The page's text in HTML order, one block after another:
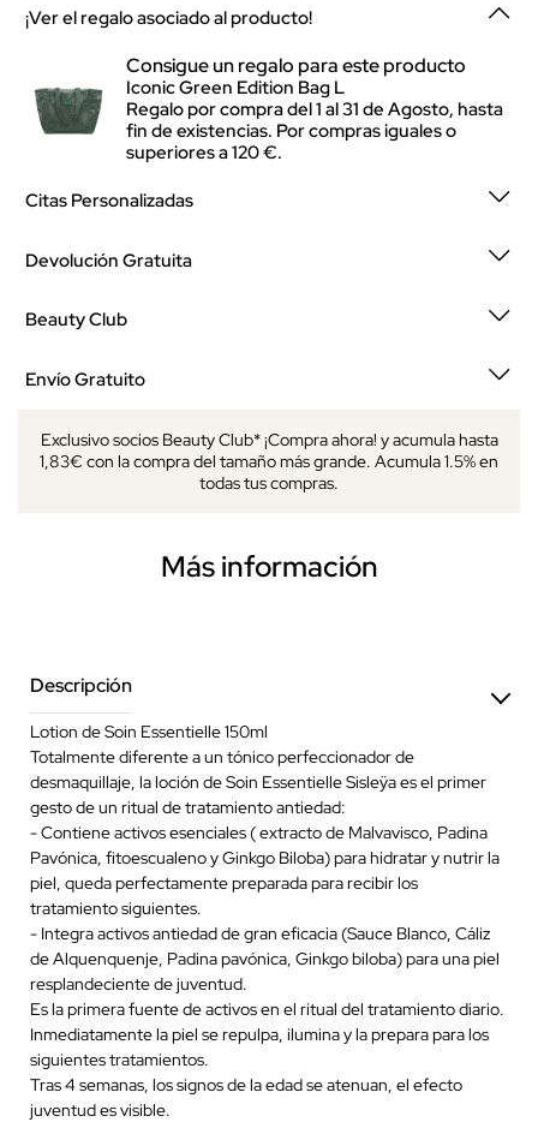
¡Ver el regalo asociado al producto!
Consigue un regalo para este producto
Iconic Green Edition Bag L
Regalo por compra del 1 al 31 de Agosto, hasta
fin de existencias. Por compras iguales o
superiores a 120 €.
Citas Personalizadas
Devolución Gratuita
Beauty Club
Envío Gratuito
Exclusivo socios Beauty Club* ¡Compra ahora! y acumula hasta
1,83€ con la compra del tamaño más grande. Acumula 1.5% en
todas tus compras.
Más información
Descripción
Lotion de Soin Essentielle 150ml
Totalmente diferente a un tónico perfeccionador de
desmaquillaje, la loción de Soin Essentielle Sisleÿa es el primer
gesto de un ritual de tratamiento antiedad:
- Contiene activos esenciales ( extracto de Malvavisco, Padina
Pavónica, fitoescualeno y Ginkgo Biloba) para hidratar y nutrir la
piel, queda perfectamente preparada para recibir los
tratamiento siguientes.
- Integra activos antiedad de gran eficacia (Sauce Blanco, Cáliz
de Alquenquenje, Padina pavónica, Ginkgo biloba) para una piel
resplandeciente de juventud.
Es la primera fuente de activos en el ritual del tratamiento diario.
Inmediatamente la piel se repulpa, ilumina y la prepara para los
siguientes tratamientos.
Tras 4 semanas, los signos de la edad se atenuan, el efecto
juventud es visible.